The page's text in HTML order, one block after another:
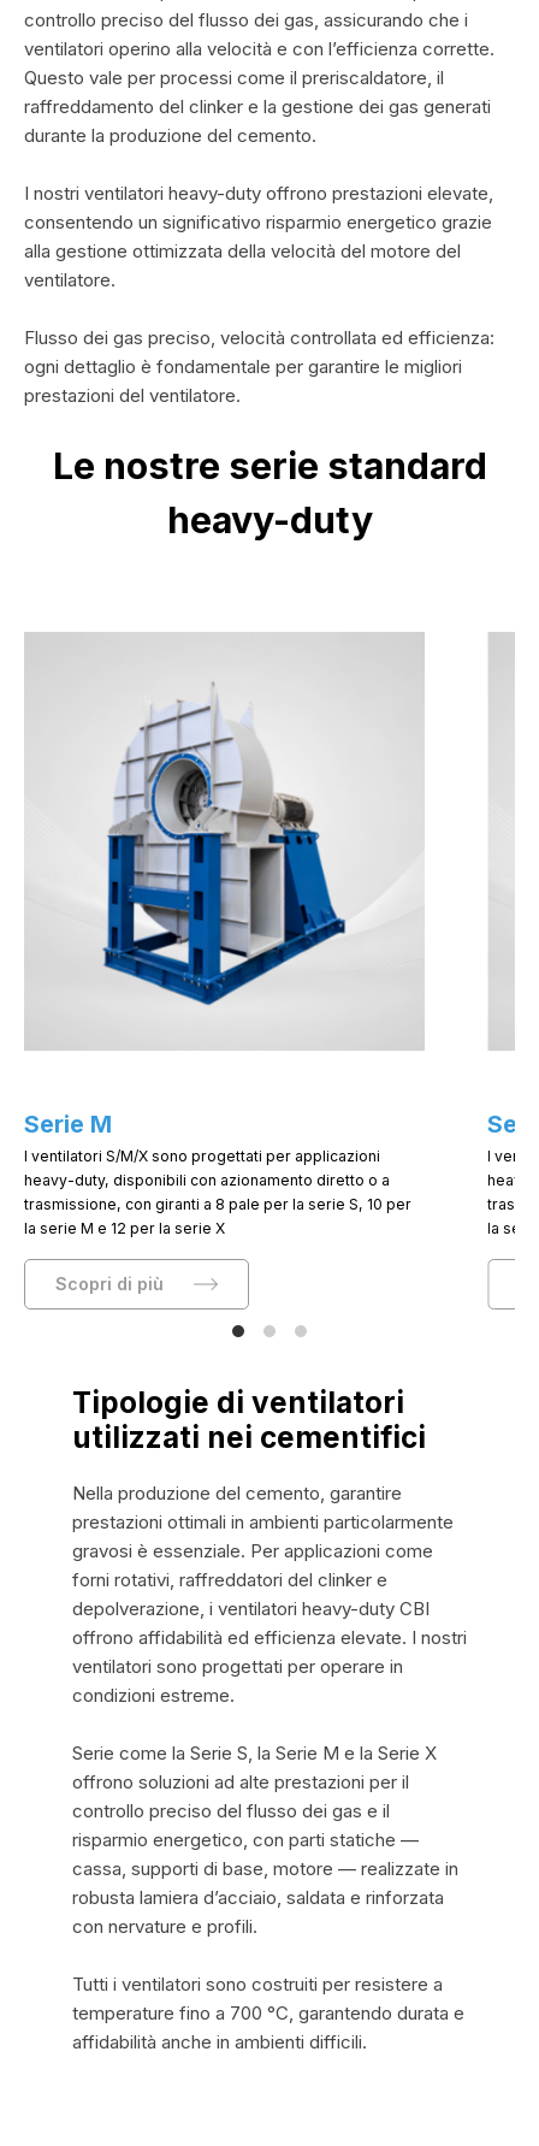
controllo preciso del flusso dei gas, assicurando che i
ventilatori operino alla velocità e con l’efficienza corrette.
Questo vale per processi come il preriscaldatore, il
raffreddamento del clinker e la gestione dei gas generati
durante la produzione del cemento.
I nostri ventilatori heavy-duty offrono prestazioni elevate,
consentendo un significativo risparmio energetico grazie
alla gestione ottimizzata della velocità del motore del
ventilatore.
Flusso dei gas preciso, velocità controllata ed efficienza:
ogni dettaglio è fondamentale per garantire le migliori
prestazioni del ventilatore.
Le nostre serie standard
heavy-duty
Serie M
I ventilatori S/M/X sono progettati per applicazioni
heavy-duty, disponibili con azionamento diretto o a
trasmissione, con giranti a 8 pale per la serie S, 10 per
la serie M e 12 per la serie X
Scopri di più
I
la
Tipologie di ventilatori
utilizzati nei cementifici
Nella produzione del cemento, garantire
prestazioni ottimali in ambienti particolarmente
gravosi è essenziale. Per applicazioni come
forni rotativi, raffreddatori del clinker e
depolverazione, i ventilatori heavy-duty CBI
offrono affidabilità ed efficienza elevate. I nostri
ventilatori sono progettati per operare in
condizioni estreme.
Serie come la Serie S, la Serie M e la Serie X
offrono soluzioni ad alte prestazioni per il
controllo preciso del flusso dei gas e il
risparmio energetico, con parti statiche —
cassa, supporti di base, motore — realizzate in
robusta lamiera d’acciaio, saldata e rinforzata
con nervature e profili.
Tutti i ventilatori sono costruiti per resistere a
temperature fino a 700 °C, garantendo durata e
affidabilità anche in ambienti difficili.